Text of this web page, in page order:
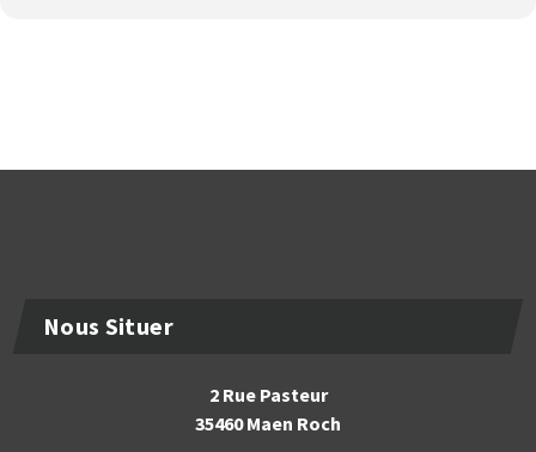
Nous Situer
2 Rue Pasteur
35460 Maen Roch